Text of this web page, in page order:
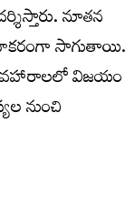
నూతన
సాగుతాయి.
విజయం
నుంచి